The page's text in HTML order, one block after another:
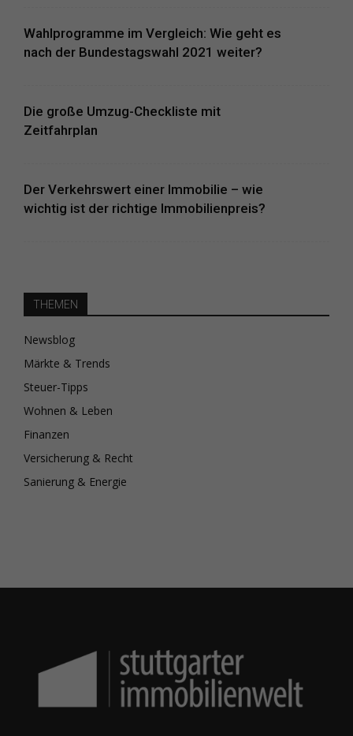
Wahlprogramme im Vergleich: Wie geht es
nach der Bundestagswahl 2021 weiter?
Die große Umzug-Checkliste mit
Zeitfahrplan
Der Verkehrswert einer Immobilie – wie
wichtig ist der richtige Immobilienpreis?
THEMEN
Newsblog
Märkte & Trends
Steuer-Tipps
Wohnen & Leben
Finanzen
Versicherung & Recht
Sanierung & Energie